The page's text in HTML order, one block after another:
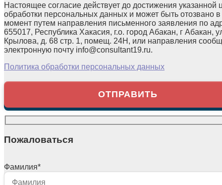
Настоящее согласие действует до достижения указанной
обработки персональных данных и может быть отозвано
момент путем направления письменного заявления по
655017, Республика Хакасия, г.о. город Абакан, г Абакан,
Крылова, д. 68 стр. 1, помещ. 24Н, или направления
электронную почту info@consultant19.ru.
Политика обработки персональных данных
Пожаловаться
Фамилия*